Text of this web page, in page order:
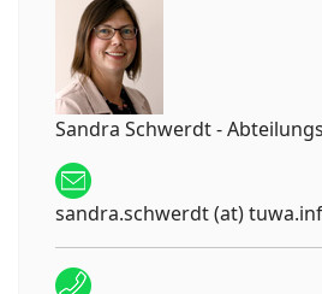
Sandra Schwerdt -
sandra.schwerdt (at)